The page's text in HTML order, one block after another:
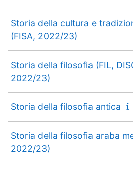
Storia della cultura e
(FISA, 2022/23)
Storia della filosofia (FIL,
2022/23)
Storia della filosofia antica
Storia della filosofia araba
2022/23)